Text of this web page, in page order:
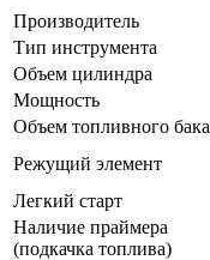
Производитель
Тип инструмента
Объем цилиндра
Мощность
Объем топливного бака
Режущий элемент
Легкий старт
Наличие праймера
(подкачка топлива)